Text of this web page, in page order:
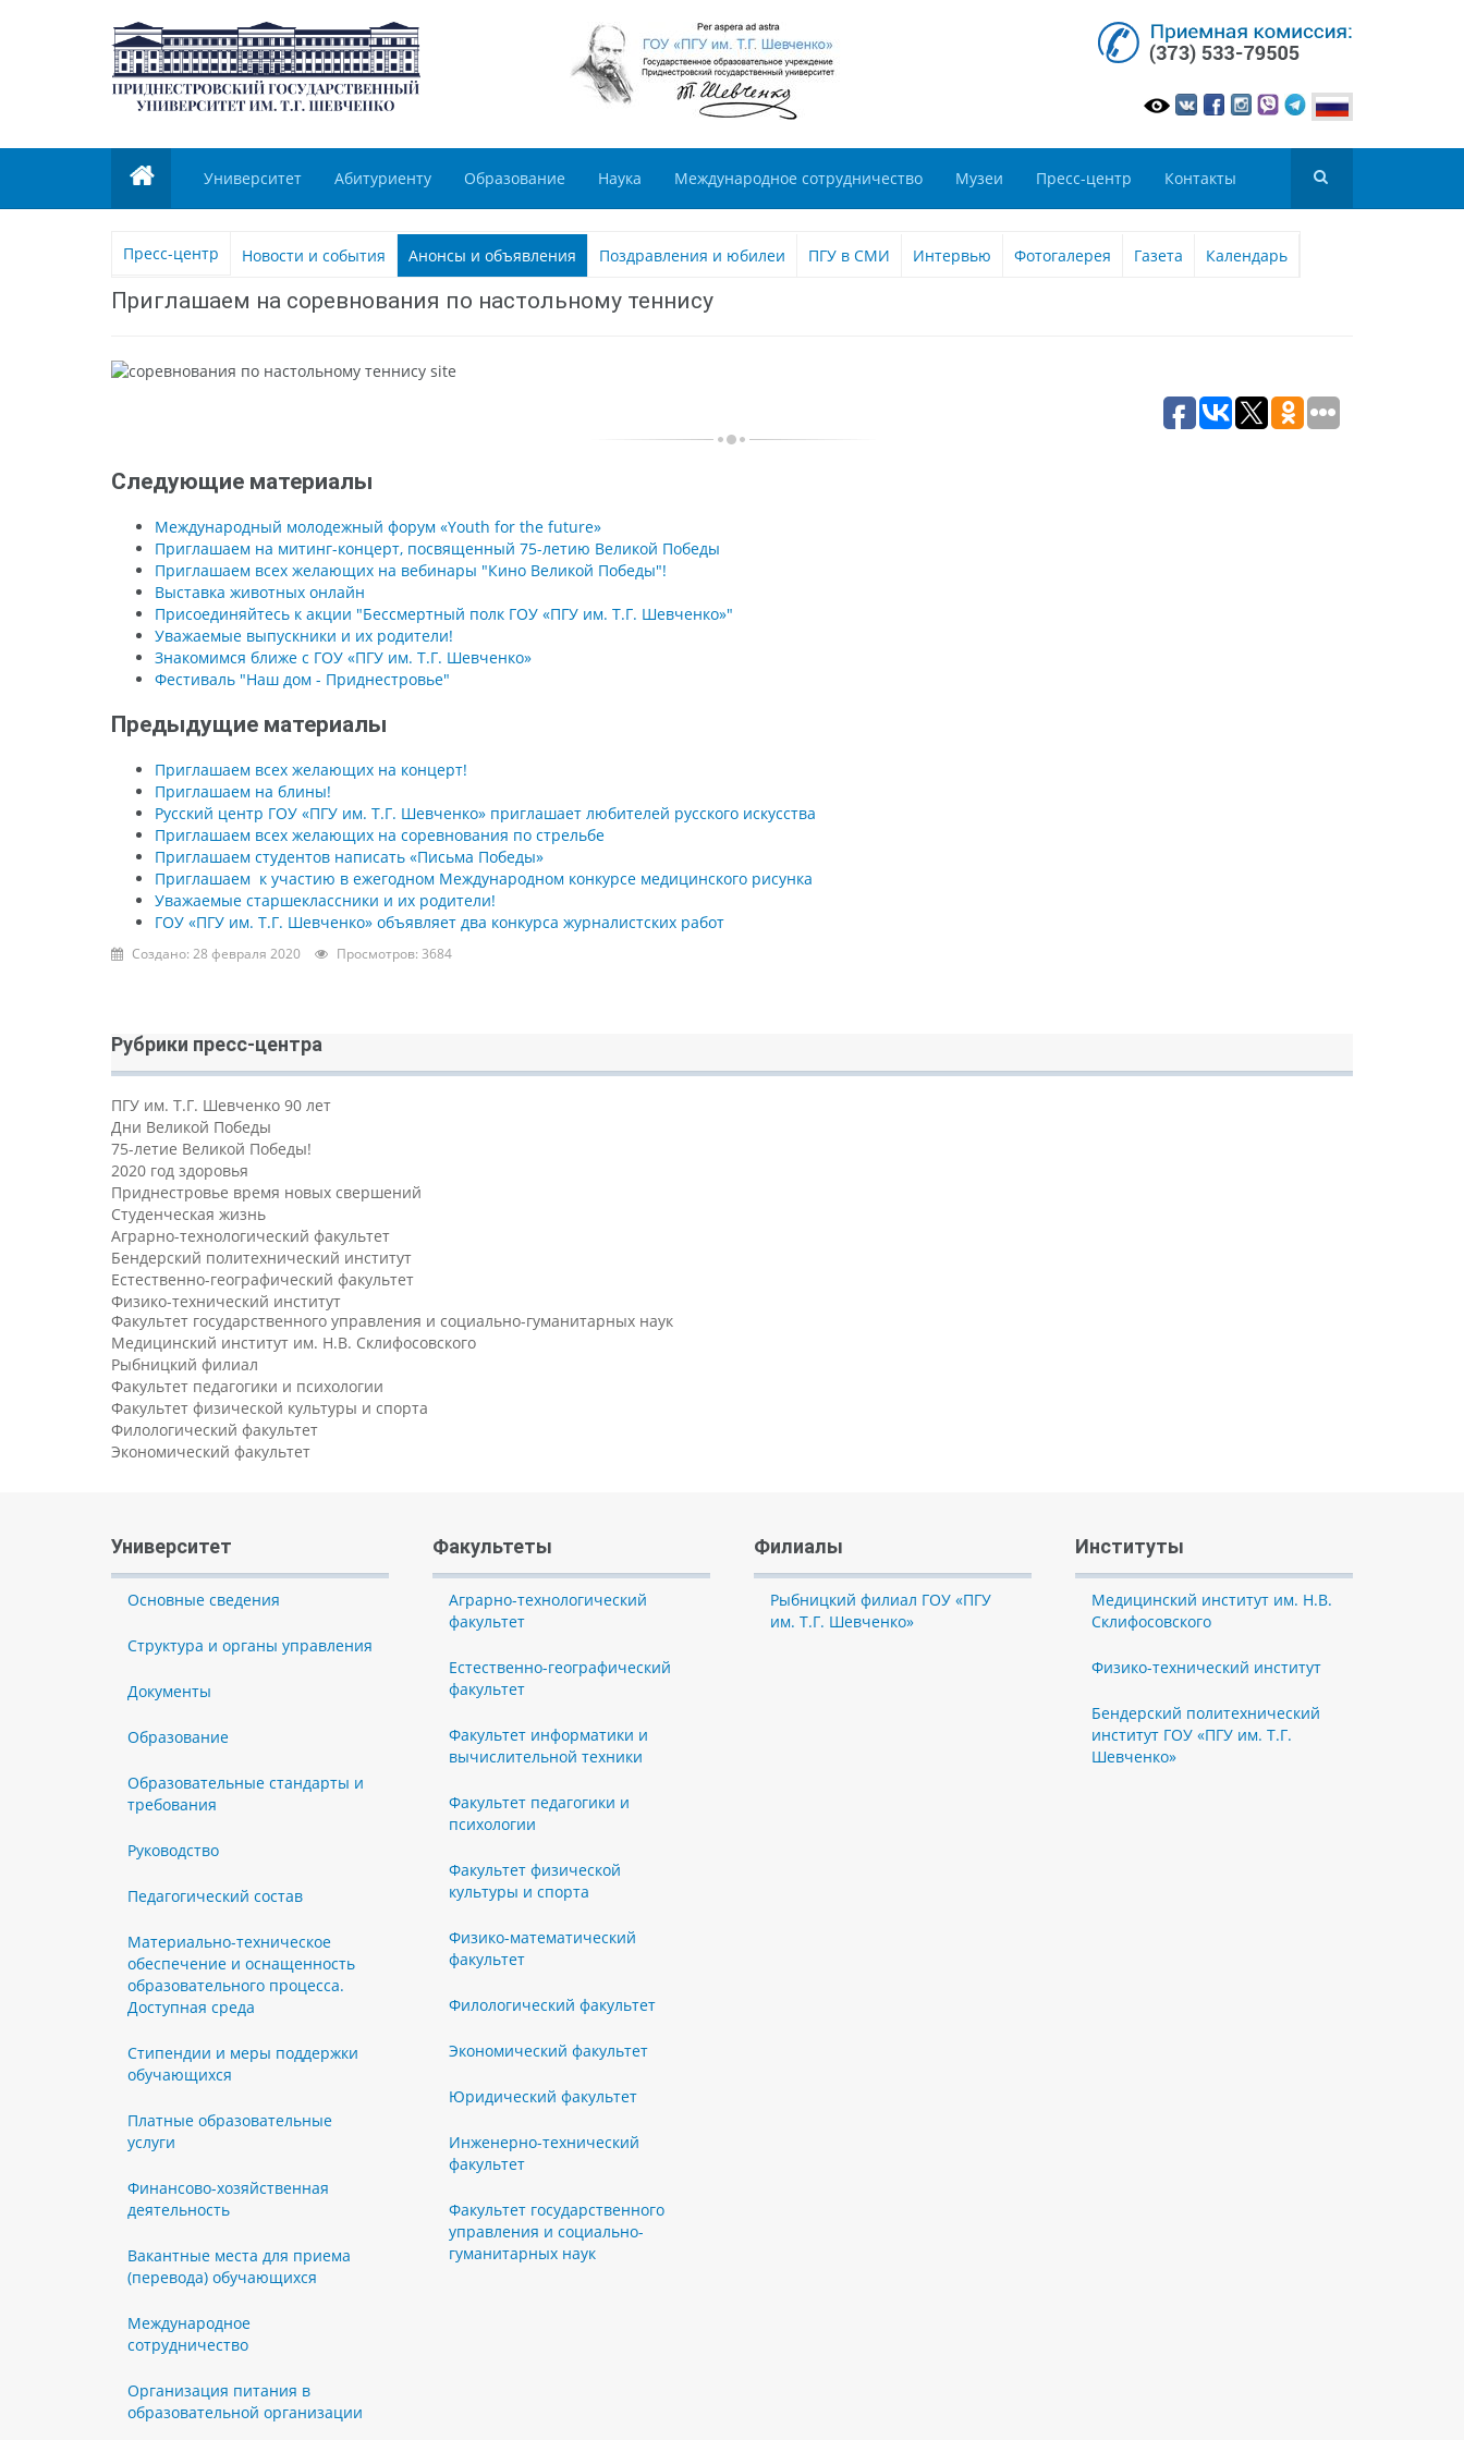
Университет Абитуриенту Образование Наука Международное сотрудничество Музеи Пресс-центр Контакты
Пресс-центр Новости и события Анонсы и объявления Поздравления и юбилеи ПГУ в СМИ Интервью Фотогалерея Газета Календарь
Приглашаем на соревнования по настольному теннису
Следующие материалы
Международный молодежный форум «Youth for the future»
Приглашаем на митинг-концерт, посвященный 75-летию Великой Победы
Приглашаем всех желающих на вебинары "Кино Великой Победы"!
Выставка животных онлайн
Присоединяйтесь к акции "Бессмертный полк ГОУ «ПГУ им. Т.Г. Шевченко»"
Уважаемые выпускники и их родители!
Знакомимся ближе с ГОУ «ПГУ им. Т.Г. Шевченко»
Фестиваль "Наш дом - Приднестровье"
Предыдущие материалы
Приглашаем всех желающих на концерт!
Приглашаем на блины!
Русский центр ГОУ «ПГУ им. Т.Г. Шевченко» приглашает любителей русского искусства
Приглашаем всех желающих на соревнования по стрельбе
Приглашаем студентов написать «Письма Победы»
Приглашаем к участию в ежегодном Международном конкурсе медицинского рисунка
Уважаемые старшеклассники и их родители!
ГОУ «ПГУ им. Т.Г. Шевченко» объявляет два конкурса журналистских работ
Создано: 28 февраля 2020 Просмотров: 3684
Рубрики пресс-центра
ПГУ им. Т.Г. Шевченко 90 лет
Дни Великой Победы
75-летие Великой Победы!
2020 год здоровья
Приднестровье время новых свершений
Студенческая жизнь
Аграрно-технологический факультет
Бендерский политехнический институт
Естественно-географический факультет
Физико-технический институт
Факультет государственного управления и социально-гуманитарных наук
Медицинский институт им. Н.В. Склифосовского
Рыбницкий филиал
Факультет педагогики и психологии
Факультет физической культуры и спорта
Филологический факультет
Экономический факультет
Университет
Основные сведения
Структура и органы управления
Документы
Образование
Образовательные стандарты и
требования
Руководство
Педагогический состав
Материально-техническое
обеспечение и оснащенность
образовательного процесса.
Доступная среда
Стипендии и меры поддержки
обучающихся
Платные образовательные
услуги
Финансово-хозяйственная
деятельность
Вакантные места для приема
(перевода) обучающихся
Международное
сотрудничество
Организация питания в
образовательной организации
Факультеты
Аграрно-технологический
факультет
Естественно-географический
факультет
Факультет информатики и
вычислительной техники
Факультет педагогики и
психологии
Факультет физической
культуры и спорта
Физико-математический
факультет
Филологический факультет
Экономический факультет
Юридический факультет
Инженерно-технический
факультет
Факультет государственного
управления и социально-
гуманитарных наук
Филиалы
Рыбницкий филиал ГОУ «ПГУ
им. Т.Г. Шевченко»
Институты
Медицинский институт им. Н.В.
Склифосовского
Физико-технический институт
Бендерский политехнический
институт ГОУ «ПГУ им. Т.Г.
Шевченко»